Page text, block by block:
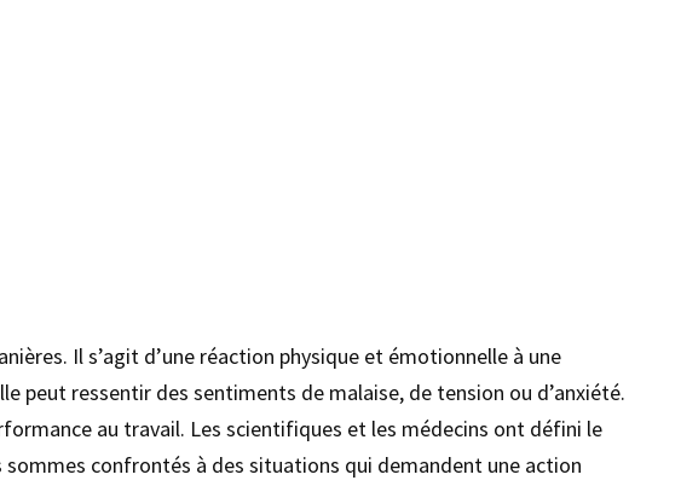
Il s’agit d’une réaction physique et émotionnelle à une
peut ressentir des sentiments de malaise, de tension ou d’anxiété.
au travail. Les scientifiques et les médecins ont défini le
confrontés à des situations qui demandent une action